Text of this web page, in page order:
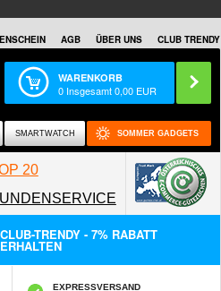
AGB ÜBER UNS CLUB TRENDY
WARENKORB
0 Insgesamt0,00 EUR
SMARTWATCH SOMMER GADGETS
20
CLUB-TRENDY - 7% RABATT
ERHALTEN
EXPRESSVERSAND